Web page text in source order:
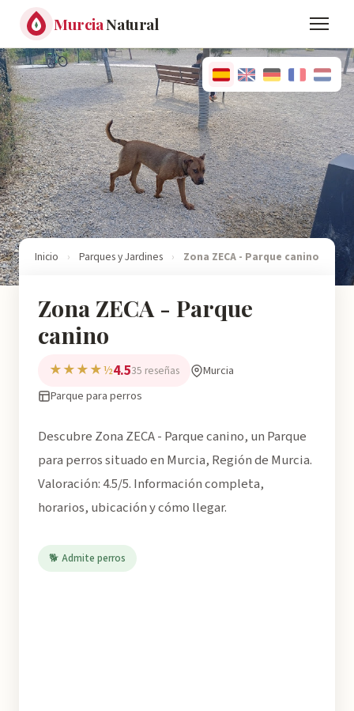
MurciaNatural
Inicio › Parques y Jardines › Zona ZECA - Parque canino
Zona ZECA - Parque
canino
★★★★½4.535 reseñas
Murcia
Parque para perros
Descubre Zona ZECA - Parque canino, un Parque
para perros situado en Murcia, Región de Murcia.
Valoración: 4.5/5. Información completa,
horarios, ubicación y cómo llegar.
🐕 Admite perros